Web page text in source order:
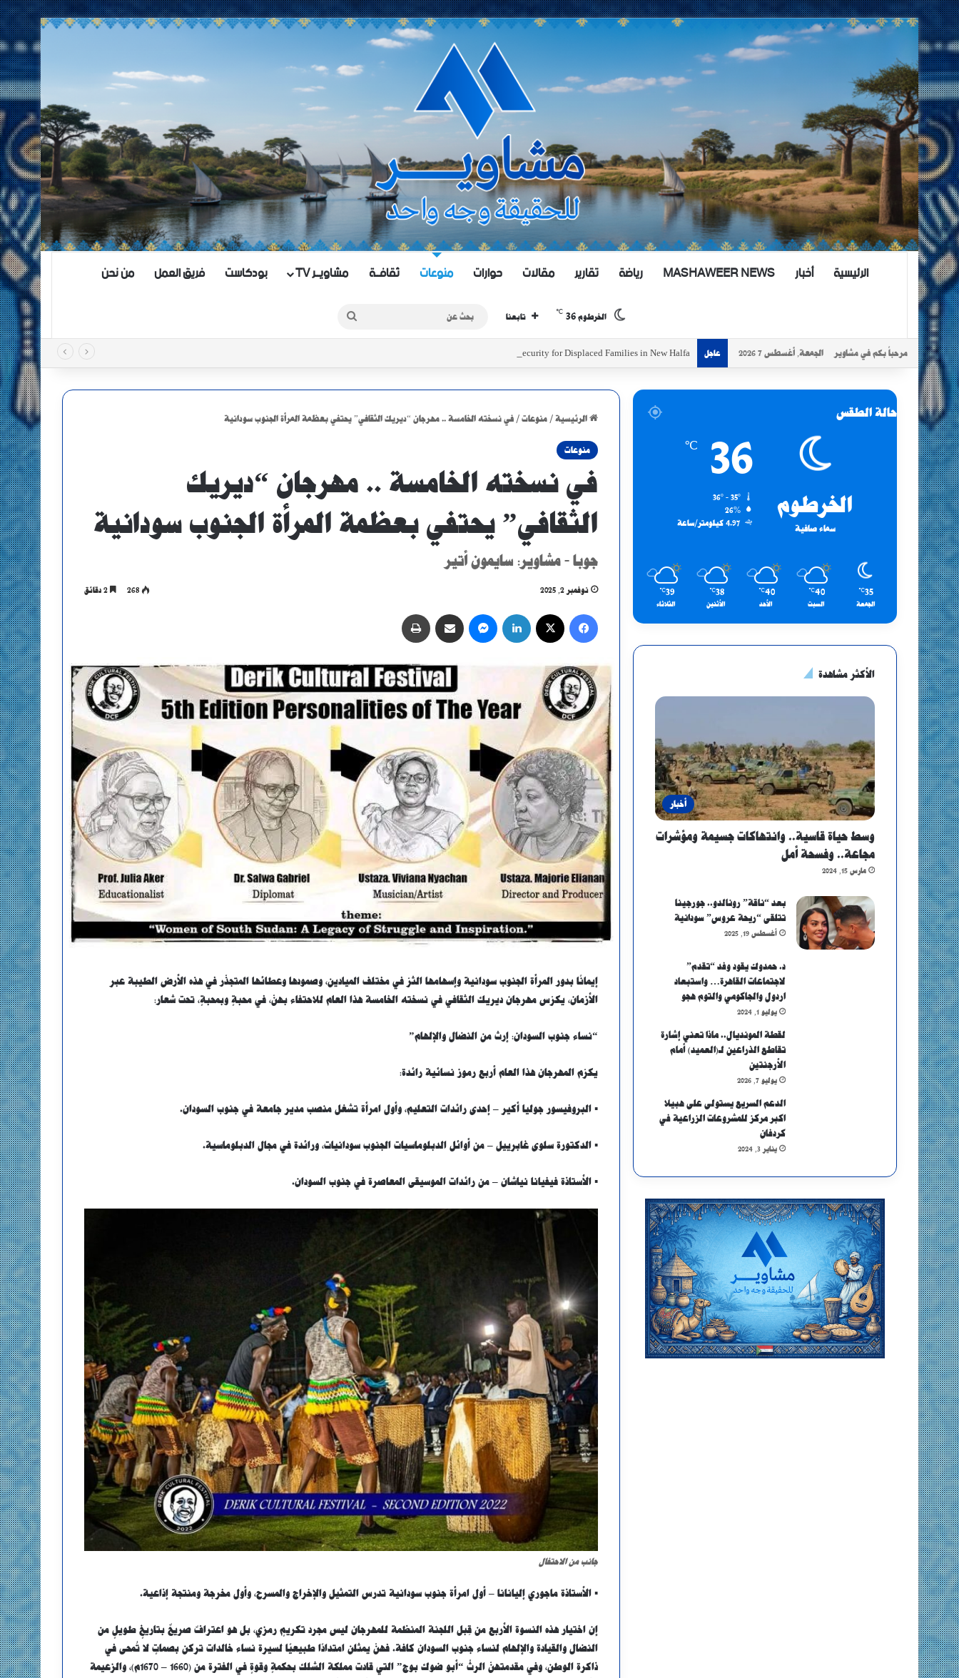
الرئيسية أخبار MASHAWEER NEWS رياضة تقارير مقالات حوارات منوعات ثقافــة مشاويــر TV بودكاست فريق العمل من نحن
الخرطوم 36
℃
تابعنا بحث
عن
مرحباً بكم في مشاوير الجمعة, أغسطس 7 2026 عاجل Initiatives to Support Food Security for Displaced Families in New Halfa
الرئيسية / منوعات / في نسخته الخامسة .. مهرجان “ديريك الثقافي” يحتفي بعظمة المرأة الجنوب سودانية
منوعات
في نسخته الخامسة .. مهرجان “ديريك
الثقافي” يحتفي بعظمة المرأة الجنوب سودانية
جوبا - مشاوير: سايمون أتير
نوفمبر 2, 2025 268
فيسبوك لينكدإن ماسنجر مشاركة عبر البريد
إيمانًا بدور المرأة الجنوب سودانية وإسهامها الثرّ في مختلف الميادين، وصمودها وعطائها المتجذّر في هذه الأرض الطيبة عبر
الأزمان، يكرّس مهرجان ديريك الثقافي في نسخته الخامسة هذا العام للاحتفاء بهنّ، في محبةٍ وبمحبةٍ، تحت شعار:
“نساء جنوب السودان: إرث من النضال والإلهام”
يكرّم المهرجان هذا العام أربع رموز نسائية رائدة:
▪︎ البروفيسور جوليا أكير – إحدى رائدات التعليم، وأول امرأة تشغل منصب مدير جامعة في جنوب السودان.
▪︎ الدكتورة سلوى غابرييل – من أوائل الدبلوماسيات الجنوب سودانيات، ورائدة في مجال الدبلوماسية.
▪︎ الأستاذة فيفيانا نياشان – من رائدات الموسيقى المعاصرة في جنوب السودان.
جانب من الاحتفال
▪︎ الأستاذة ماجوري إليانانا – أول امرأة جنوب سودانية تدرس التمثيل والإخراج والمسرح، وأول مخرجة ومنتجة إذاعية.
إن اختيار هذه النسوة الأربع من قِبل اللجنة المنظمة للمهرجان ليس مجرد تكريمٍ رمزي، بل هو اعترافٌ صريحٌ بتاريخٍ طويلٍ من
النضال والقيادة والإلهام لنساء جنوب السودان كافة. فهنّ يمثلن امتدادًا طبيعيًا لسيرة نساء خالدات تركن بصماتٍ لا تُمحى في
ذاكرة الوطن، وفي مقدمتهنّ الرثّ “أبو ضوك بوج” التي قادت مملكة الشلك بحكمةٍ وقوةٍ في الفترة من (1660 – 1670م)، والزعيمة
حالة الطقس
الخرطوم
سماء صافية
36
℃
26%
4.97 كيلومتر/ساعة
35
℃
الجمعة
40
℃
السبت
40
℃
الأحد
38
℃
الأثنين
39
℃
الثلاثاء
الأكثر مشاهدة
أخبار
وسط حياة قاسية.. وانتهاكات جسيمة ومؤشرات
مجاعة.. وفسحة أمل
مارس 15, 2024
بعد “ناقة” رونالدو.. جورجينا
تتلقى “ريحة عروس” سودانية
أغسطس 19, 2025
د. حمدوك يقود وفد “تقدم”
لاجتماعات القاهرة… واستبعاد
اردول والجاكومي والتوم هجو
يوليو 1, 2024
لقطة المونديال.. ماذا تعني إشارة
تقاطع الذراعين لـ(العميد) أمام
الأرجنتين
يوليو 7, 2026
الدعم السريع يستولى على هبيلا
اكبر مركز للمشروعات الزراعية في
كردفان
يناير 3, 2024